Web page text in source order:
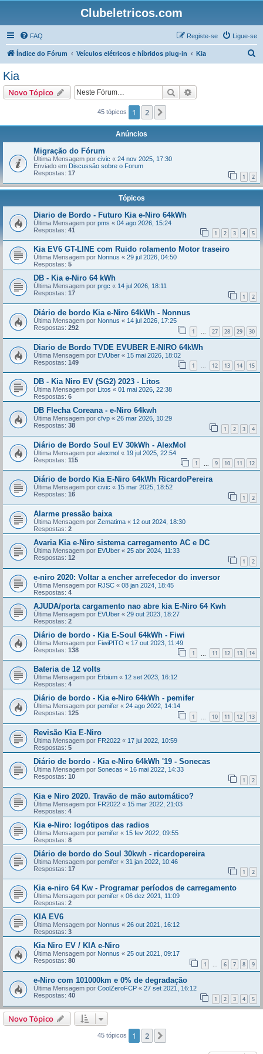
Clubeletricos.com
FAQ Ligue-se
Registe-se
Índice do Fórum Veículos elétricos e híbridos plug-in Kia
Kia
Novo Tópico Pesquisar
45 tópicos 1 2
Anúncios
Migração do Fórum
Última Mensagem por civic « 24 nov 2025, 17:30
Enviado em Discussão sobre o Forum
Respostas: 17 1 2
Tópicos
Diario de Bordo - Futuro Kia e-Niro 64kWh
Última Mensagem por pms « 04 ago 2026, 15:24
Respostas: 41 1 2 3 4 5
Kia EV6 GT-LINE com Ruido rolamento Motor traseiro
Última Mensagem por Nonnus « 29 jul 2026, 04:50
Respostas: 5
DB - Kia e-Niro 64 kWh
Última Mensagem por prgc « 14 jul 2026, 18:11
Respostas: 17 1 2
Diário de bordo Kia e-Niro 64kWh - Nonnus
Última Mensagem por Nonnus « 14 jul 2026, 17:25
Respostas: 292 1 ... 27 28 29 30
Diario de Bordo TVDE EVUBER E-NIRO 64kWh
Última Mensagem por EVUber « 15 mai 2026, 18:02
Respostas: 149 1 12 13 14 15
DB - Kia Niro EV (SG2) 2023 - Litos
Última Mensagem por Litos « 01 mai 2026, 22:38
Respostas: 6
DB Flecha Coreana - e-Niro 64kwh
Última Mensagem por cfvp « 26 mar 2026, 10:29
Respostas: 38 1 2 3 4
Diário de Bordo Soul EV 30kWh - AlexMol
Última Mensagem por alexmol « 19 jul 2025, 22:54
Respostas: 115 1 9 10 11 12
Diário de bordo Kia E-Niro 64kWh RicardoPereira
Última Mensagem por civic « 15 mar 2025, 18:52
Respostas: 16 1 2
Alarme pressão baixa
Última Mensagem por Zematima « 12 out 2024, 18:30
Respostas: 2
Avaria Kia e-Niro sistema carregamento AC e DC
Última Mensagem por EVUber « 25 abr 2024, 11:33
Respostas: 12 1 2
e-niro 2020: Voltar a encher arrefecedor do inversor
Última Mensagem por RJSC « 08 jan 2024, 18:45
Respostas: 4
AJUDA/porta cargamento nao abre kia E-Niro 64 Kwh
Última Mensagem por EVUber « 29 out 2023, 18:27
Respostas: 2
Diário de bordo - Kia E-Soul 64kWh - Fiwi
Última Mensagem por FiwiPITO « 17 out 2023, 11:49
Respostas: 138 1 11 12 13 14
Bateria de 12 volts
Última Mensagem por Erbium « 12 set 2023, 16:12
Respostas: 4
Diário de bordo - Kia e-Niro 64kWh - pemifer
Última Mensagem por pemifer « 24 ago 2022, 14:14
Respostas: 125 1 10 11 12 13
Revisão Kia E-Niro
Última Mensagem por FR2022 « 17 jul 2022, 10:59
Respostas: 5
Diário de bordo - Kia e-Niro 64kWh '19 - Sonecas
Última Mensagem por Sonecas « 16 mai 2022, 14:33
Respostas: 10 1 2
Kia e Niro 2020. Travão de mão automático?
Última Mensagem por FR2022 « 15 mar 2022, 21:03
Respostas: 4
Kia e-Niro: logótipos das radios
Última Mensagem por pemifer « 15 fev 2022, 09:55
Respostas: 8
Diário de bordo do Soul 30kwh - ricardopereira
Última Mensagem por pemifer « 31 jan 2022, 10:46
Respostas: 17 1 2
Kia e-niro 64 Kw - Programar períodos de carregamento
Última Mensagem por pemifer « 06 dez 2021, 11:09
Respostas: 2
KIA EV6
Última Mensagem por Nonnus « 26 out 2021, 16:12
Respostas: 3
Kia Niro EV / KIA e-Niro
Última Mensagem por Nonnus « 25 out 2021, 09:17
Respostas: 80 1 ... 6 7 8 9
e-Niro com 101000km e 0% de degradação
Última Mensagem por CoolZeroFCP « 27 set 2021, 16:12
Respostas: 40 1 2 3 4 5
Novo Tópico
45 tópicos 1 2